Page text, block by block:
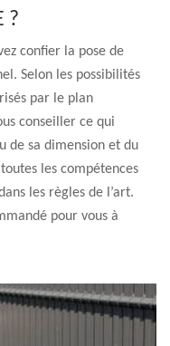
?
confier la pose de
Selon les possibilités
par le plan
conseiller ce qui
de sa dimension et du
les compétences
les règles de l’art.
pour vous à